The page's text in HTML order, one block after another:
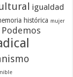
igualdad
histórica mujer
Podemos